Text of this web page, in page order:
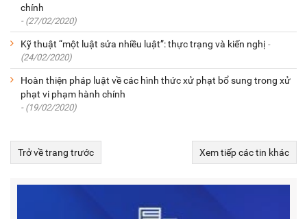
chính
- (27/02/2020)
Kỹ thuật “một luật sửa nhiều luật”: thực trạng và kiến nghị -
(24/02/2020)
Hoàn thiện pháp luật về các hình thức xử phạt bổ sung trong xử
phạt vi phạm hành chính
- (19/02/2020)
Trở về trang trước Xem tiếp các tin khác